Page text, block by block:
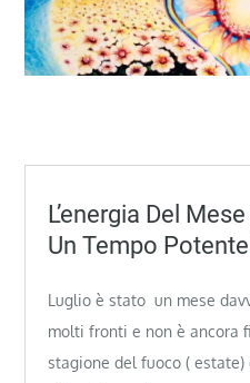
L’energia Del
Un Tempo
Luglio è stato un mese
molti fronti e non è ancora
stagione del fuoco ( estate)